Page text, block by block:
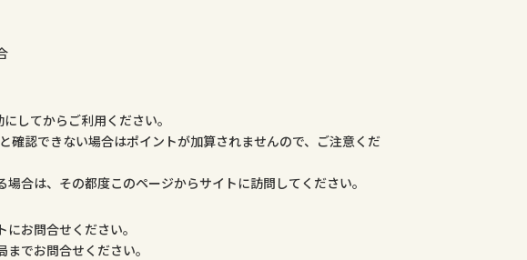
してからご利用ください。
確認できない場合はポイントが加算されませんので、ご注意くだ
合は、その都度このページからサイトに訪問してください。
お問合せください。
でお問合せください。